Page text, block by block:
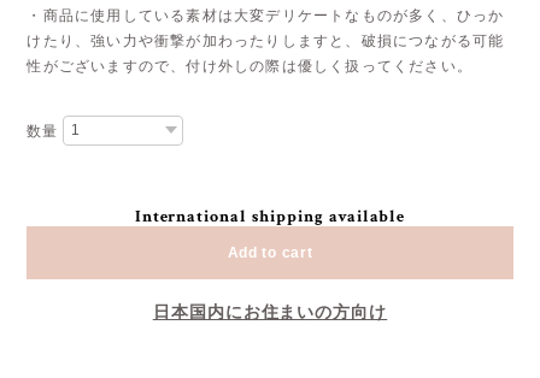
・商品に使用している素材は大変デリケートなものが多く、ひっか
けたり、強い力や衝撃が加わったりしますと、破損につながる可能
性がございますので、付け外しの際は優しく扱ってください。
数量
International shipping available
Add to cart
日本国内にお住まいの方向け